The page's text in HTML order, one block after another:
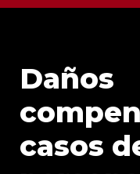
Daños
casos